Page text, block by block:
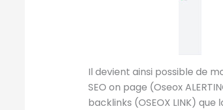
Il devient ainsi possible de
SEO on page (Oseox
backlinks (OSEOX LINK)